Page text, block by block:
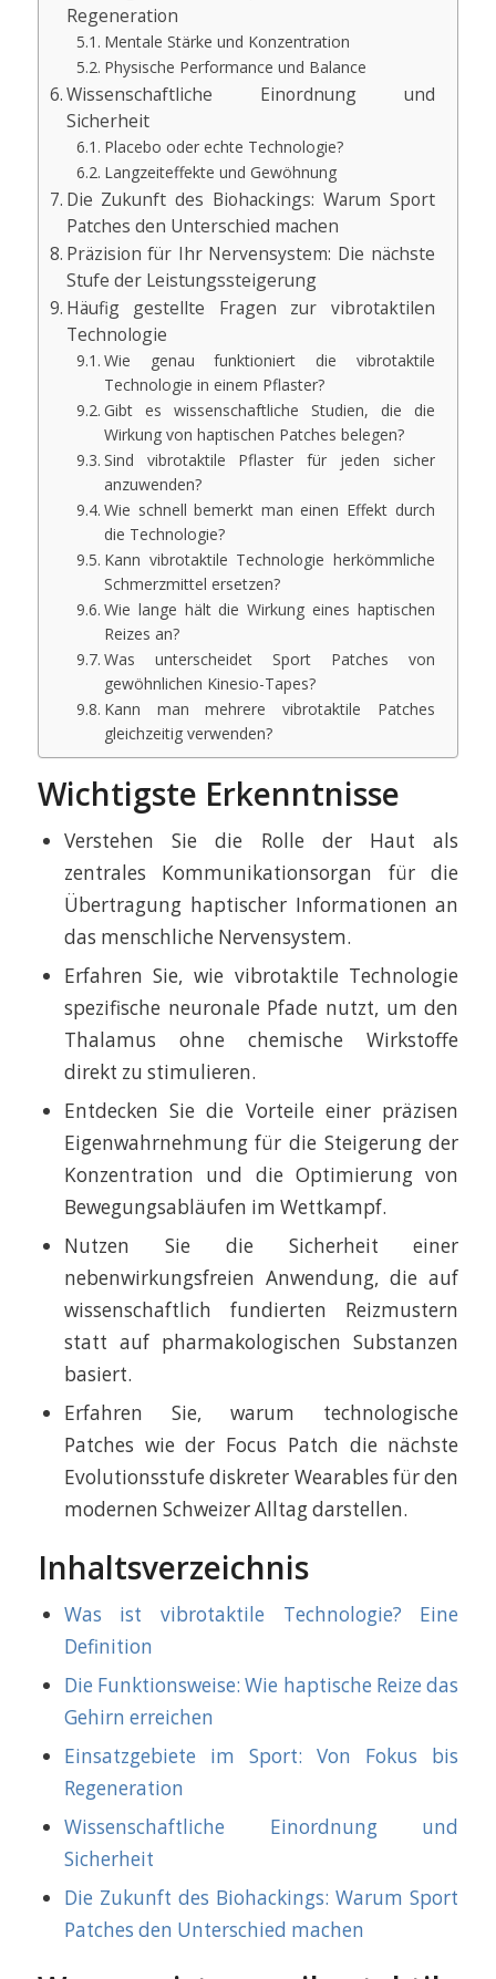
Regeneration
Mentale Stärke und Konzentration
Physische Performance und Balance
Wissenschaftliche Einordnung und
Sicherheit
Placebo oder echte Technologie?
Langzeiteffekte und Gewöhnung
Die Zukunft des Biohackings: Warum Sport
Patches den Unterschied machen
Präzision für Ihr Nervensystem: Die nächste
Stufe der Leistungssteigerung
Häufig gestellte Fragen zur vibrotaktilen
Technologie
Wie genau funktioniert die vibrotaktile
Technologie in einem Pflaster?
Gibt es wissenschaftliche Studien, die die
Wirkung von haptischen Patches belegen?
Sind vibrotaktile Pflaster für jeden sicher
anzuwenden?
Wie schnell bemerkt man einen Effekt durch
die Technologie?
Kann vibrotaktile Technologie herkömmliche
Schmerzmittel ersetzen?
Wie lange hält die Wirkung eines haptischen
Reizes an?
Was unterscheidet Sport Patches von
gewöhnlichen Kinesio-Tapes?
Kann man mehrere vibrotaktile Patches
gleichzeitig verwenden?
Wichtigste Erkenntnisse
Verstehen Sie die Rolle der Haut als
zentrales Kommunikationsorgan für die
Übertragung haptischer Informationen an
das menschliche Nervensystem.
Erfahren Sie, wie vibrotaktile Technologie
spezifische neuronale Pfade nutzt, um den
Thalamus ohne chemische Wirkstoffe
direkt zu stimulieren.
Entdecken Sie die Vorteile einer präzisen
Eigenwahrnehmung für die Steigerung der
Konzentration und die Optimierung von
Bewegungsabläufen im Wettkampf.
Nutzen Sie die Sicherheit einer
nebenwirkungsfreien Anwendung, die auf
wissenschaftlich fundierten Reizmustern
statt auf pharmakologischen Substanzen
basiert.
Erfahren Sie, warum technologische
Patches wie der Focus Patch die nächste
Evolutionsstufe diskreter Wearables für den
modernen Schweizer Alltag darstellen.
Inhaltsverzeichnis
Was ist vibrotaktile Technologie? Eine
Definition
Die Funktionsweise: Wie haptische Reize das
Gehirn erreichen
Einsatzgebiete im Sport: Von Fokus bis
Regeneration
Wissenschaftliche Einordnung und
Sicherheit
Die Zukunft des Biohackings: Warum Sport
Patches den Unterschied machen